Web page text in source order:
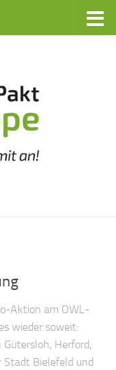
Aktion am OWL-
wieder soweit:
Herford,
Stadt Bielefeld und